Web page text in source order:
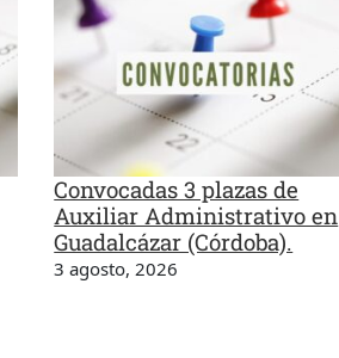
Convocadas 3 plazas de
Auxiliar Administrativo en
Guadalcázar (Córdoba).
3 agosto, 2026